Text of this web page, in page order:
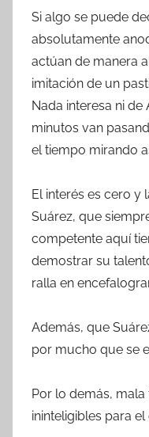
Si algo se puede
absolutamente
actúan de manera
imitación de un
Nada interesa ni de
minutos van
el tiempo mirando
El interés es cero y
Suárez, que
competente aquí
demostrar su
ralla en
Además, que
por mucho que se
Por lo demás,
ininteligibles para